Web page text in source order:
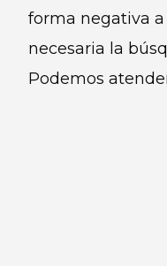
forma negativa a
necesaria la
Podemos